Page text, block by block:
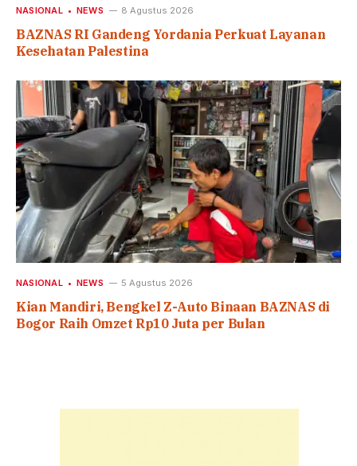
NASIONAL NEWS 8 Agustus 2026
BAZNAS RI Gandeng Yordania Perkuat Layanan
Kesehatan Palestina
NASIONAL NEWS 5 Agustus 2026
Kian Mandiri, Bengkel Z-Auto Binaan BAZNAS di
Bogor Raih Omzet Rp10 Juta per Bulan